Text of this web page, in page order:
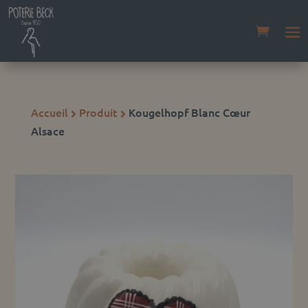
Accueil  Produit  Kougelhopf Blanc Cœur
Alsace